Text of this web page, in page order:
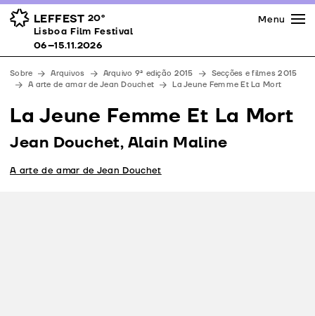
LEFFEST 20º
Lisboa Film Festival 06–15.11.2026
Prémios
Espaços
Apoios
Equipa
Downloads
Contactos
Menu
Lisboa Film Festival
06–15.11.2026
Sobre Arquivos Arquivo 9ª edição 2015
Secções e filmes 2015
A arte de amar de Jean Douchet
La Jeune Femme Et La Mort
La Jeune Femme Et La Mort
Jean Douchet, Alain Maline
A arte de amar de Jean Douchet